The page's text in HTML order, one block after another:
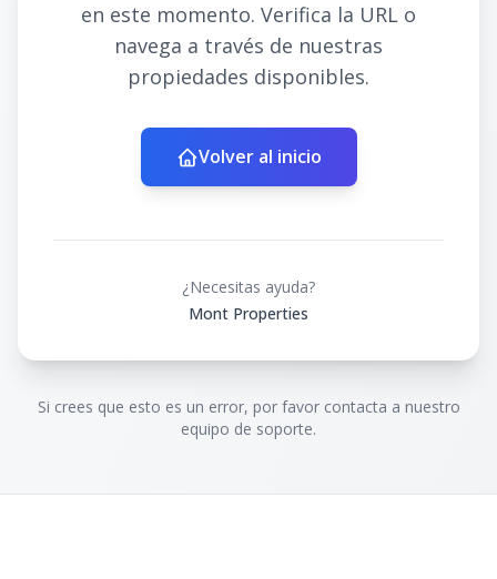
en este momento. Verifica la URL o
navega a través de nuestras
propiedades disponibles.
Volver al inicio
¿Necesitas ayuda?
Mont Properties
Si crees que esto es un error, por favor contacta a nuestro
equipo de soporte.